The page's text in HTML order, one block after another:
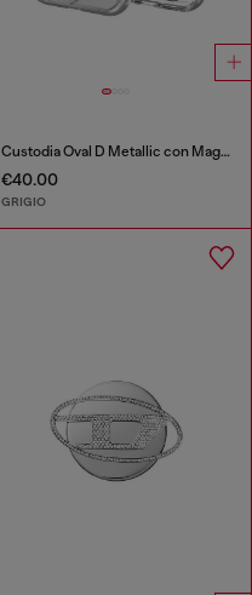
Custodia Oval D Metallic con Magsafe per iPhone 17
€40.00
GRIGIO